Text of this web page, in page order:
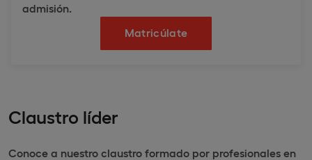
admisión.
Matricúlate
Claustro líder
Conoce a nuestro claustro formado por profesionales en